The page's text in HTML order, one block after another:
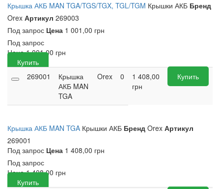
Крышка АКБ MAN TGA/TGS/TGX, TGL/TGM Крышки АКБ Бренд
Orex Артикул 269003
Под запрос Цена 1 001,00 грн
Под запрос
Цена 1 001,00 грн
Купить
269001
Крышка
АКБ MAN
TGA
Orex 0
1 408,00
грн
Купить
Крышка АКБ MAN TGA Крышки АКБ Бренд Orex Артикул
269001
Под запрос Цена 1 408,00 грн
Под запрос
Цена 1 408,00 грн
Купить